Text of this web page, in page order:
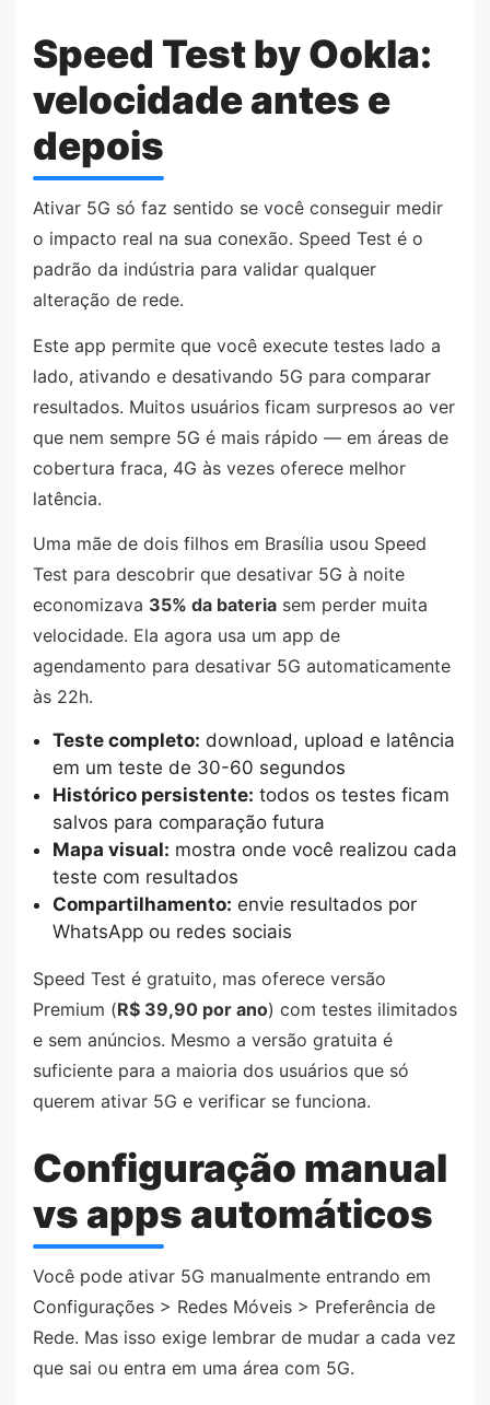
Speed Test by Ookla:
velocidade antes e
depois
Ativar 5G só faz sentido se você conseguir medir
o impacto real na sua conexão. Speed Test é o
padrão da indústria para validar qualquer
alteração de rede.
Este app permite que você execute testes lado a
lado, ativando e desativando 5G para comparar
resultados. Muitos usuários ficam surpresos ao ver
que nem sempre 5G é mais rápido — em áreas de
cobertura fraca, 4G às vezes oferece melhor
latência.
Uma mãe de dois filhos em Brasília usou Speed
Test para descobrir que desativar 5G à noite
economizava 35% da bateria sem perder muita
velocidade. Ela agora usa um app de
agendamento para desativar 5G automaticamente
às 22h.
Teste completo: download, upload e latência
em um teste de 30-60 segundos
Histórico persistente: todos os testes ficam
salvos para comparação futura
Mapa visual: mostra onde você realizou cada
teste com resultados
Compartilhamento: envie resultados por
WhatsApp ou redes sociais
Speed Test é gratuito, mas oferece versão
Premium (R$ 39,90 por ano) com testes ilimitados
e sem anúncios. Mesmo a versão gratuita é
suficiente para a maioria dos usuários que só
querem ativar 5G e verificar se funciona.
Configuração manual
vs apps automáticos
Você pode ativar 5G manualmente entrando em
Configurações > Redes Móveis > Preferência de
Rede. Mas isso exige lembrar de mudar a cada vez
que sai ou entra em uma área com 5G.